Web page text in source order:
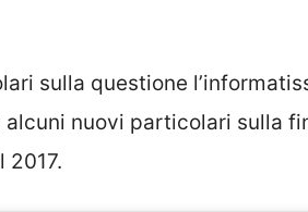
sulla questione
nuovi particolari sulla
2017.